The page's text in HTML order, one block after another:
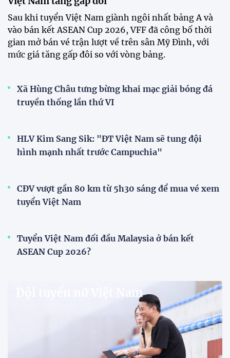
Tài Lộc trở lại, ĐT Việt Nam
"khổ luyện" dưới nắng gắt tại
Hà Nội
XEM THÊM
V-League
VPF chính thức ra mắt bộ nhận diện thương hiệu và
slogan mới cho hệ thống các giải bóng đá chuyên
nghiệp quốc gia, mở ra diện mạo mới cho V.League